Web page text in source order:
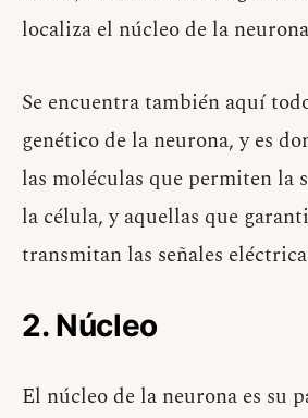
localiza el núcleo de la
Se encuentra también aquí
genético de la neurona, y es
las moléculas que permiten la
la célula, y aquellas que
transmitan las señales
2. Núcleo
El núcleo de la neurona es su